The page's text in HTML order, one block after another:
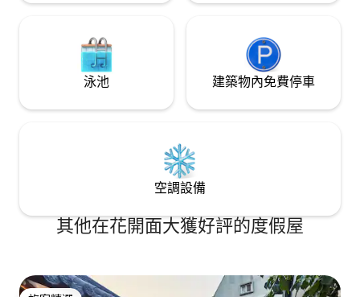
智異山、千年寺、島津江、山水油、梅子
泳池 建築物內免費停車
空調設備
其他在花開面大獲好評的度假屋